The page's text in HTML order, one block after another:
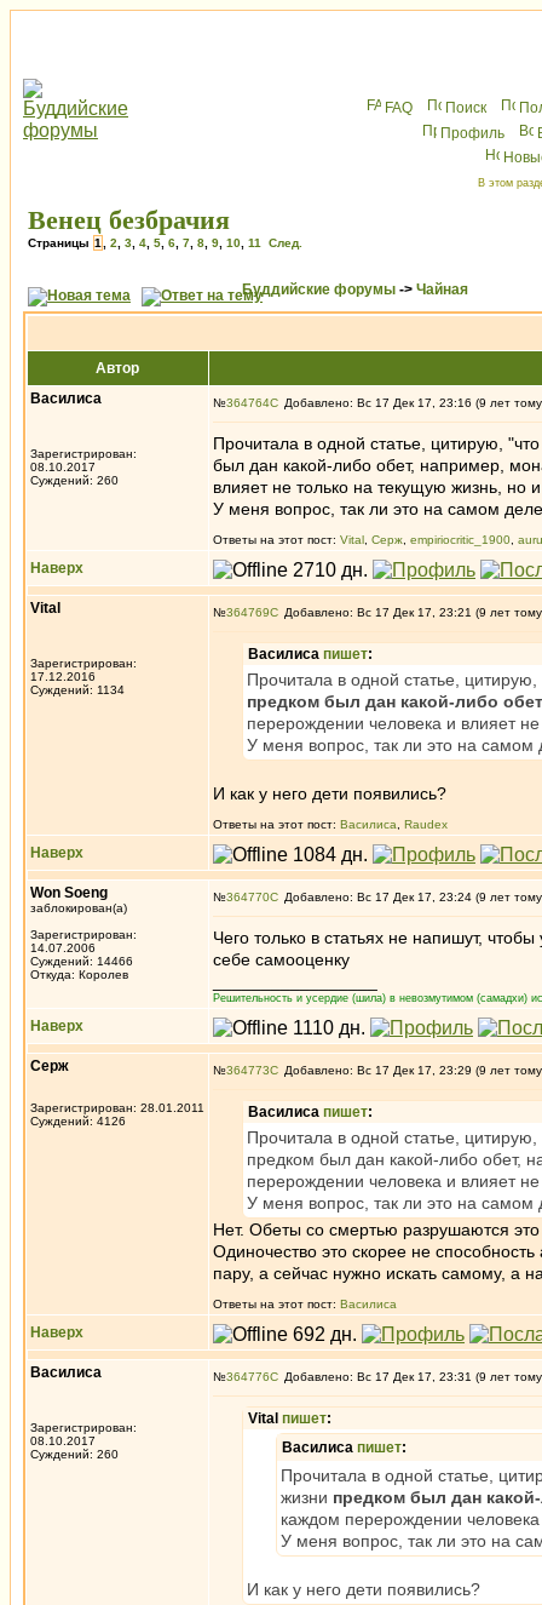
FAQ Поиск
Профиль
В этом
Венец безбрачия
Страницы 1 2 3 4 5 6 7 8 9 10 11 След.
Буддийские форумы -> Чайная
Автор
Василиса
Зарегистрирован:
08.10.2017
Суждений: 260
№364764 Добавлено: Вс 17 Дек 17, 23:16 (9 лет
Прочитала в одной статье, цитирую,
был дан какой-либо обет, например,
влияет не только на текущую жизнь,
У меня вопрос, так ли это на самом
Ответы на этот пост: Vital Серж empiriocritic_1900
Наверх
Vital
Зарегистрирован:
17.12.2016
Суждений: 1134
№364769 Добавлено: Вс 17 Дек 17, 23:21 (9 лет
Василиса пишет:
Прочитала в одной статье,
предком был дан какой-либо
перерождении человека и влияет
У меня вопрос, так ли это на самом
И как у него дети появились?
Ответы на этот пост: Василиса Raudex
Наверх
Won Soeng
заблокирован(а)
Зарегистрирован:
14.07.2006
Суждений: 14466
Откуда: Королев
№364770 Добавлено: Вс 17 Дек 17, 23:24 (9 лет
Чего только в статьях не напишут,
себе самооценку
Решительность и усердие (шила) в невозмутимом (самадхи)
Наверх
Серж
Зарегистрирован: 28.01.2011
Суждений: 4126
№364773 Добавлено: Вс 17 Дек 17, 23:29 (9 лет
Василиса пишет:
Прочитала в одной статье,
предком был дан какой-либо обет,
перерождении человека и влияет
У меня вопрос, так ли это на самом
Нет. Обеты со смертью разрушаются
Одиночество это скорее не
пару, а сейчас нужно искать самому, а
Ответы на этот пост: Василиса
Наверх
Василиса
Зарегистрирован:
08.10.2017
Суждений: 260
№364776 Добавлено: Вс 17 Дек 17, 23:31 (9 лет
Vital пишет:
Василиса пишет:
Прочитала в одной статье,
жизни предком был дан
каждом перерождении
У меня вопрос, так ли это на
И как у него дети появились?